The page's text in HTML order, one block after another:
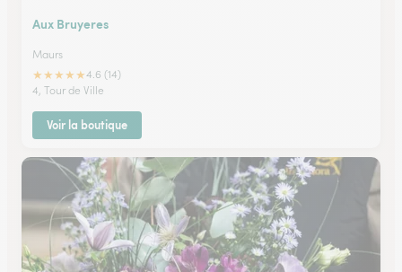
Aux Bruyeres
Maurs
★★★★★4.6 (14)
4, Tour de Ville
Voir la boutique